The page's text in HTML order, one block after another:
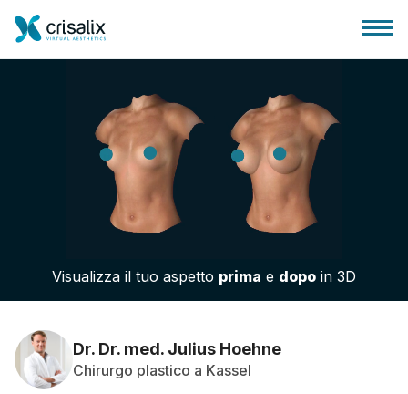
Accesso chirurghi
Piattaforma Business 3D
Piani
Recensioni dei pazienti
Visualizza il tuo aspetto prima e dopo in 3D
Dr. Dr. med. Julius Hoehne
Chirurgo plastico a Kassel